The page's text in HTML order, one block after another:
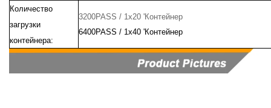
Количество
загрузки
контейнера:
3200PASS / 1x20 'Контейнер
6400PASS / 1x40 'Контейнер